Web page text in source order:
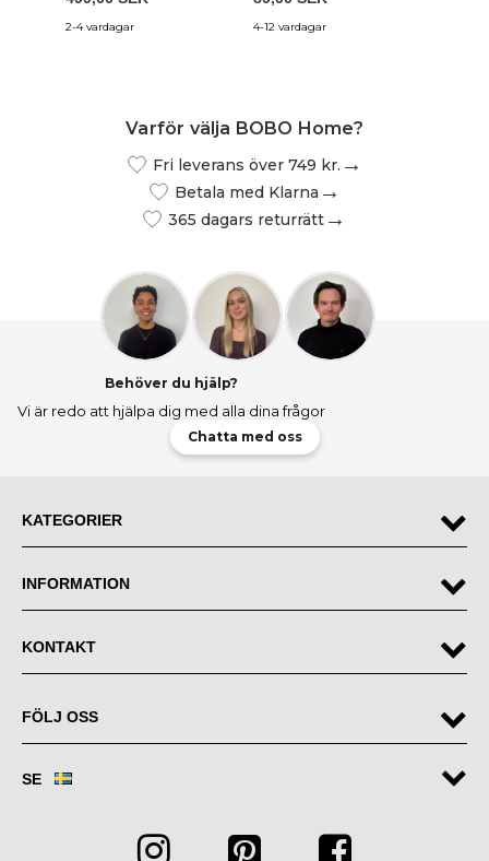
2-4 vardagar 4-12 vardagar
Varför välja BOBO Home?
Fri leverans över 749 kr.
Betala med Klarna
365 dagars returrätt
Behöver du hjälp?
Vi är redo att hjälpa dig med alla dina frågor
Chatta med oss
KATEGORIER
INFORMATION
KONTAKT
FÖLJ OSS
SE